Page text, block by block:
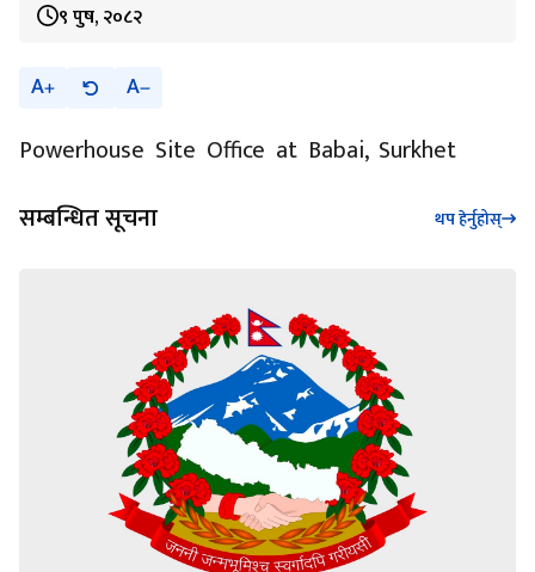
९ पुष, २०८२
A A
Powerhouse Site Office at Babai, Surkhet
सम्बन्धित सूचना
थप हेर्नुहोस्